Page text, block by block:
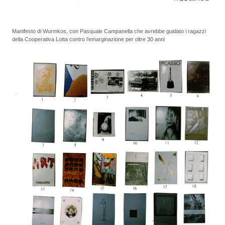
Manifesto di Wurmkos, con Pasquale Campanella che avrebbe guidato i ragazzi
della Cooperativa Lotta contro l’emarginazione per oltre 30 anni